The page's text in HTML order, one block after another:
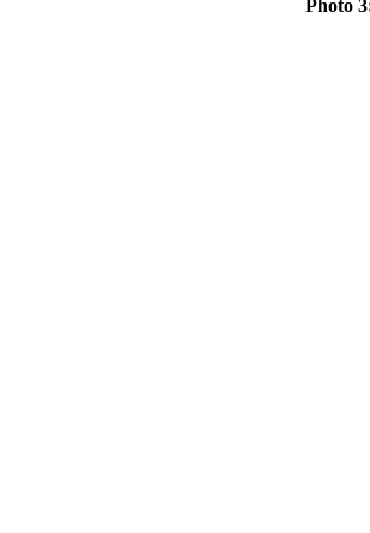
Photo